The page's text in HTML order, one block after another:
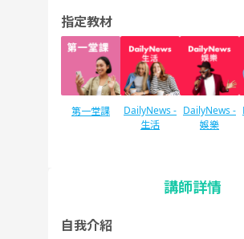
指定教材
第一堂課
DailyNews -
生活
DailyNews -
娛樂
講師詳情
自我介紹